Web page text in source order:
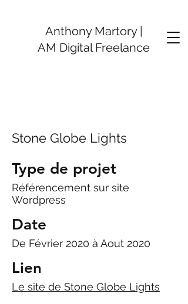
Anthony Martory |
AM Digital Freelance
Stone Globe Lights
Type de projet
Référencement sur site
Wordpress
Date
De Février 2020 à Aout 2020
Lien
Le site de Stone Globe Lights